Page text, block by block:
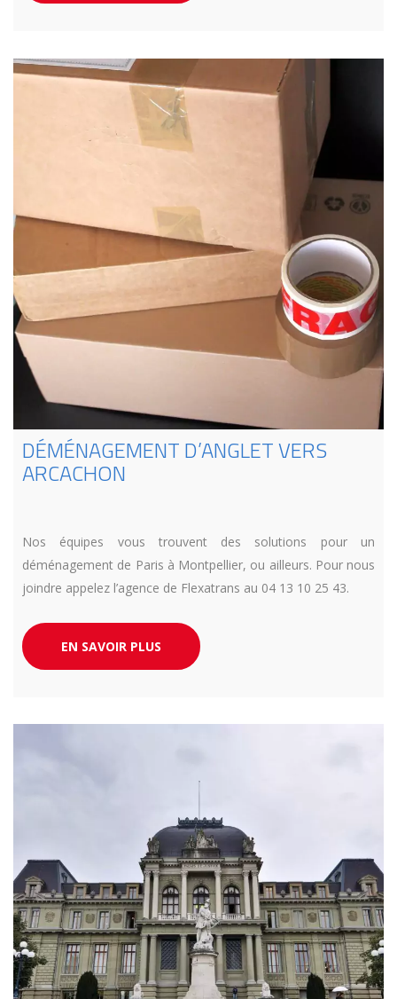
DÉMÉNAGEMENT D’ANGLET VERS
ARCACHON
Nos équipes vous trouvent des solutions pour un
déménagement de Paris à Montpellier, ou ailleurs. Pour nous
joindre appelez l’agence de Flexatrans au 04 13 10 25 43.
EN SAVOIR PLUS